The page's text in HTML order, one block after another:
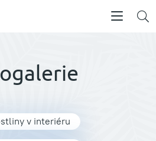
v interiéru